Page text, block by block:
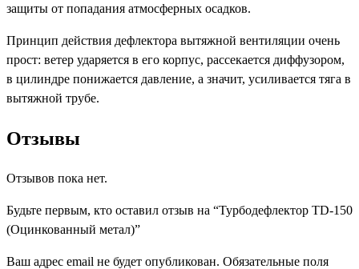
защиты от попадания атмосферных осадков.
Принцип действия дефлектора вытяжной вентиляции очень
прост: ветер ударяется в его корпус, рассекается диффузором,
в цилиндре понижается давление, а значит, усиливается тяга в
вытяжной трубе.
Отзывы
Отзывов пока нет.
Будьте первым, кто оставил отзыв на “Турбодефлектор TD-150
(Оцинкованный метал)”
Ваш адрес email не будет опубликован. Обязательные поля